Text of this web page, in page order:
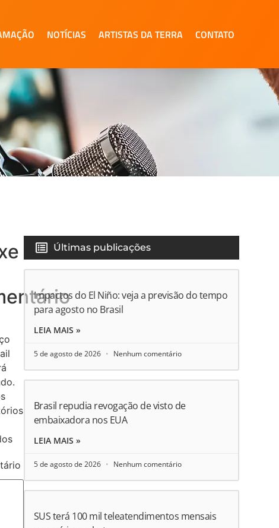
NOTÍCIAS ARTISTAS DA TERRA CONTATO
Últimas publicações
Impactos do El Niño: veja a previsão do tempo
para agosto no Brasil
LEIA MAIS »
5 de agosto de 2026 Nenhum comentário
Brasil repudia revogação de visto de
embaixadora nos EUA
LEIA MAIS »
5 de agosto de 2026 Nenhum comentário
SUS terá 100 mil teleatendimentos mensais